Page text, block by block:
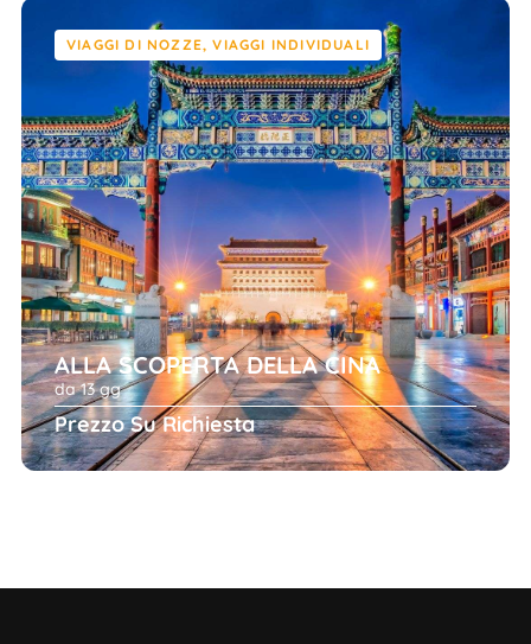
VIAGGI DI NOZZE,VIAGGI INDIVIDUALI
ALLA SCOPERTA DELLA CINA
da 13 gg
Prezzo Su Richiesta